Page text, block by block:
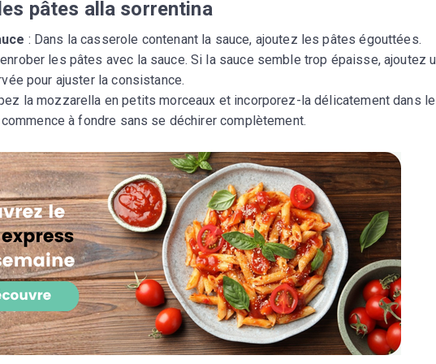
pâtes alla sorrentina
: Dans la casserole contenant la sauce, ajoutez les pâtes égouttées.
les pâtes avec la sauce. Si la sauce semble trop épaisse, ajoutez
pour ajuster la consistance.
la mozzarella en petits morceaux et incorporez-la délicatement dans
à fondre sans se déchirer complètement.